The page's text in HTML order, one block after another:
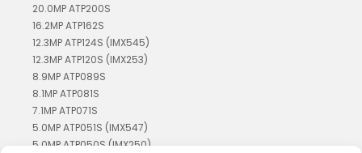
20.0MP ATP200S
16.2MP ATP162S
12.3MP ATP124S (IMX545)
12.3MP ATP120S (IMX253)
8.9MP ATP089S
8.1MP ATP081S
7.1MP ATP071S
5.0MP ATP051S (IMX547)
5.0MP ATP050S (IMX250)